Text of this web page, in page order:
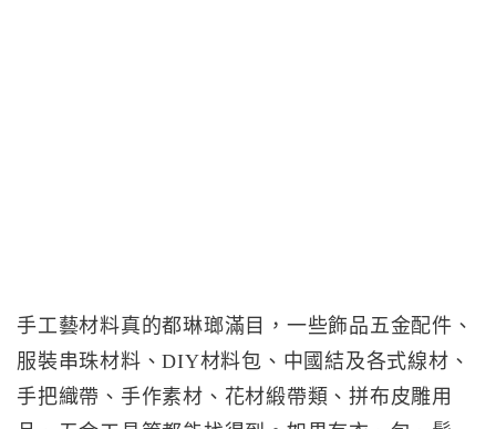
手工藝材料真的都琳瑯滿目，一些飾品五金配件、
服裝串珠材料、DIY材料包、中國結及各式線材、
手把織帶、手作素材、花材緞帶類、拼布皮雕用